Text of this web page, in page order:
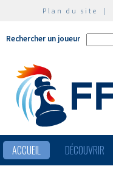
Plan du site |
Rechercher un joueur
ACCUEIL DÉCOUVRIR